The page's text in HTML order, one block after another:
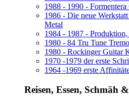
1988 - 1990 - Formentera
1986 - Die neue
Metal
1984 - 1987 -
1980 - 84 Tru Tune
1980 - Rockinger Guitar
1970 -1979 der erste
1964 -1969 erste
Reisen, Essen, Schmäh